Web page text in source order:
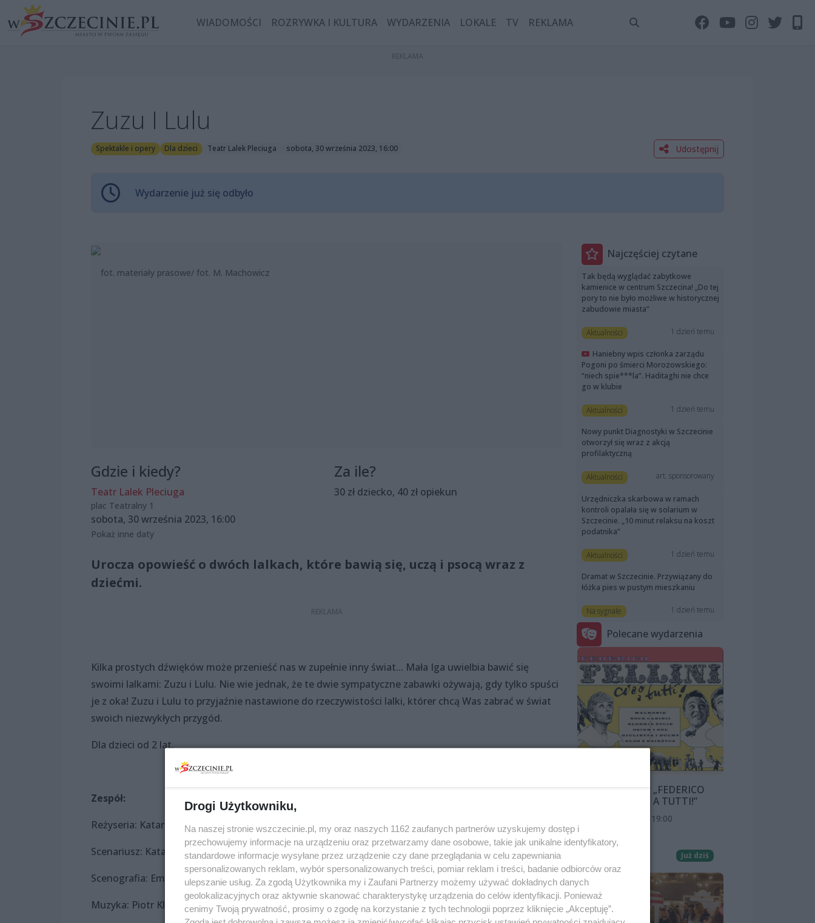
WIADOMOŚCI ROZRYWKA I KULTURA WYDARZENIA LOKALE TV REKLAMA
Zuzu I Lulu
Spektakle i opery Dla dzieci Teatr Lalek Pleciuga sobota, 30 września 2023, 16:00 Udostępnij
Wydarzenie już się odbyło
fot. materiały prasowe/ fot. M. Machowicz
Gdzie i kiedy?
Teatr Lalek Pleciuga
plac Teatralny 1
sobota, 30 września 2023, 16:00
Za ile?
30 zł dziecko, 40 zł opiekun
Pokaż inne daty
Urocza opowieść o dwóch lalkach, które bawią się, uczą i psocą wraz z
dziećmi.
Kilka prostych dźwięków może przenieść nas w zupełnie inny świat... Mała Iga uwielbia bawić się
swoimi lalkami: Zuzu i Lulu. Nie wie jednak, że te dwie sympatyczne zabawki ożywają, gdy tylko spuści
je z oka! Zuzu i Lulu to przyjaźnie nastawione do rzeczywistości lalki, którer chcą Was zabrać w świat
swoich niezwykłych przygód.
Dla dzieci od 2 lat.
Zespół:
Reżyseria: Katarzyna Majewska, Edyta Niewińska-Van der Moeren
Scenariusz: Katarzyna Majewska, Edyta Niewińska-Van der Moeren
Scenografia: Emilia Łapko
Muzyka: Piotr Klimek
Najczęściej czytane
Tak będą wyglądać zabytkowe
kamienice w centrum Szczecina! „Do tej
pory to nie było możliwe w historycznej
zabudowie miasta”
Aktualności 1 dzień temu
Haniebny wpis członka zarządu
Pogoni po śmierci Morozowskiego:
“niech spie***la”. Haditaghi nie chce
go w klubie
Aktualności 1 dzień temu
Nowy punkt Diagnostyki w Szczecinie
otworzył się wraz z akcją
profilaktyczną
Aktualności art. sponsorowany
Urzędniczka skarbowa w ramach
kontroli opalała się w solarium w
Szczecinie. „10 minut relaksu na koszt
podatnika”
Aktualności 1 dzień temu
Dramat w Szczecinie. Przywiązany do
łóżka pies w pustym mieszkaniu
Na sygnale 1 dzień temu
Polecane wydarzenia
PRZEGLĄD „FEDERICO
FELLINI: CIAO A TUTTI!”
8 sierpnia 2026, 19:00
Kino Pionier
Już dziś
Drogi Użytkowniku,
Na naszej stronie wszczecinie.pl, my oraz naszych 1162 zaufanych partnerów uzyskujemy dostęp i
przechowujemy informacje na urządzeniu oraz przetwarzamy dane osobowe, takie jak unikalne identyfikatory,
standardowe informacje wysyłane przez urządzenie czy dane przeglądania w celu zapewniania
spersonalizowanych reklam, wybór spersonalizowanych treści, pomiar reklam i treści, badanie odbiorców oraz
ulepszanie usług. Za zgodą Użytkownika my i Zaufani Partnerzy możemy używać dokładnych danych
geolokalizacyjnych oraz aktywnie skanować charakterystykę urządzenia do celów identyfikacji. Ponieważ
cenimy Twoją prywatność, prosimy o zgodę na korzystanie z tych technologii poprzez kliknięcie „Akceptuję”.